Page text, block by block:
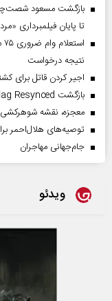
بازگشت مسعود شصت‌چی
تا پایان فیلمبرداری
نتیجه درخواست
اجیر کردن قاتل برای
بازگشت Black Flag Resynced خبری جذاب برای دوستداران بازی
معجزه، نقشه شوهرکشی
توصیه‌های هلال‌احمر
جام‌جهانی مهاجران
ویدئو